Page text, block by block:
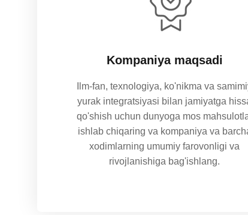
Kompaniya maqsadi
Ilm-fan, texnologiya, ko'nikma va
yurak integratsiyasi bilan jamiyatga
qo'shish uchun dunyoga mos
ishlab chiqaring va kompaniya va
xodimlarning umumiy farovonligi va
rivojlanishiga bag'ishlang.